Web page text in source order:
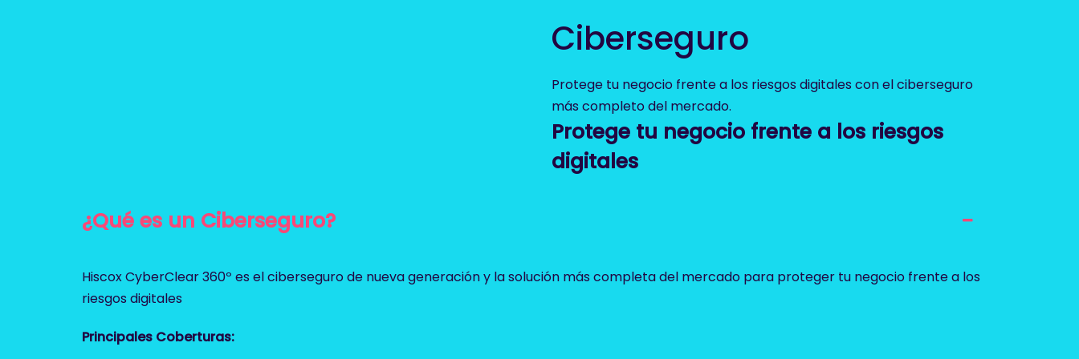
Ciberseguro
Protege tu negocio frente a los riesgos digitales con el ciberseguro
más completo del mercado.
Protege tu negocio frente a los riesgos
digitales
¿Qué es un Ciberseguro?
Hiscox CyberClear 360º es el ciberseguro de nueva generación y la solución más completa del mercado para proteger tu negocio frente a los
riesgos digitales
Principales Coberturas: